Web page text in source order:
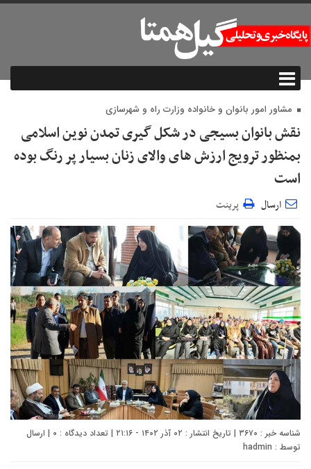
مشاور امور بانوان و خانواده وزارت راه و شهرسازی
نقش بانوان بسیجی در شکل گیری تمدن نوین اسلامی
بمنظور ترویج ارزش های والای زنان بسیار پر رنگ بوده
است
ارسال پرینت
شناسه خبر : ۳۶۷۰ | تاریخ انتشار : ۰۲ آذر ۱۴۰۲ - ۲۱:۱۶ | تعداد دیدگاه : ۰ | ارسال
توسط : hadmin